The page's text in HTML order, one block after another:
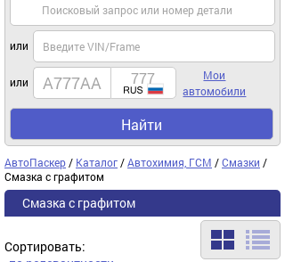
или
или
Мои
автомобили
Найти
АвтоПаскер / Каталог /Автохимия, ГСМ /Смазки /
Смазка с графитом
Смазка с графитом
Сортировать: